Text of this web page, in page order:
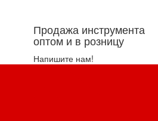
Продажа инструмента
оптом и в розницу
Напишите нам!